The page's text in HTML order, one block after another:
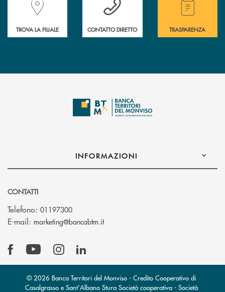
TROVA LA FILIALE CONTATTO DIRETTO TRASPARENZA
INFORMAZIONI
CONTATTI
Telefono: 01197300
E-mail: marketing@bancabtm.it(si apre l’app di posta elettronica)
© 2026 Banca Territori del Monviso - Credito Cooperativo di
Casalgrasso e Sant'Albano Stura Società cooperativa - Società